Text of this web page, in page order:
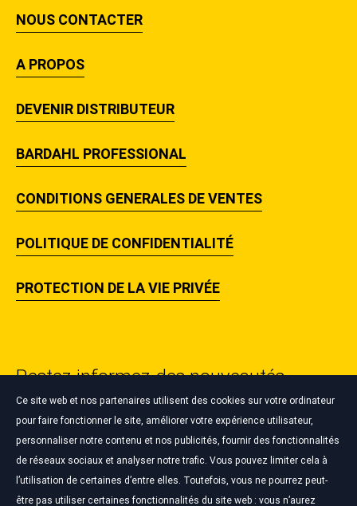
Ce site web et nos partenaires utilisent des cookies sur votre ordinateur
pour faire fonctionner le site, améliorer votre expérience utilisateur,
personnaliser notre contenu et nos publicités, fournir des fonctionnalités
de réseaux sociaux et analyser notre trafic. Vous pouvez limiter cela à
l’utilisation de certaines d’entre elles. Toutefois, vous ne pourrez peut-
être pas utiliser certaines fonctionnalités du site web : vous n’aurez
NOUS CONTACTER
A PROPOS
DEVENIR DISTRIBUTEUR
BARDAHL PROFESSIONAL
CONDITIONS GENERALES DE VENTES
POLITIQUE DE CONFIDENTIALITÉ
PROTECTION DE LA VIE PRIVÉE
Restez informez des nouveautés
Bardahl ✉️🔥
S'INSCRIRE À LA NEWSLETTER